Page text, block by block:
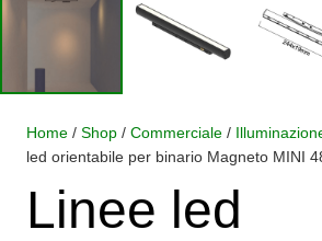
Home / Shop / Commerciale /
led orientabile per binario Magneto MINI
Linee led